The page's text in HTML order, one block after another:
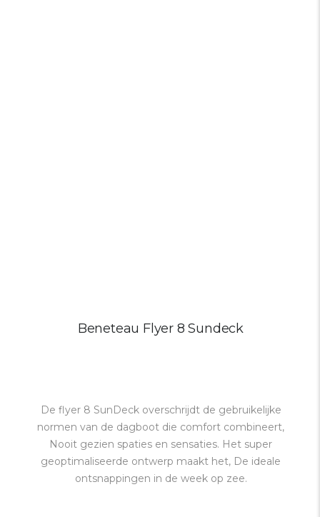
Beneteau Flyer 8 Sundeck
De flyer 8 SunDeck overschrijdt de gebruikelijke
normen van de dagboot die comfort combineert,
Nooit gezien spaties en sensaties. Het super
geoptimaliseerde ontwerp maakt het, De ideale
ontsnappingen in de week op zee.